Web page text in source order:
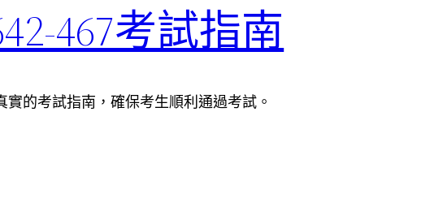
467考試指南
的考試指南，確保考生順利通過考試。